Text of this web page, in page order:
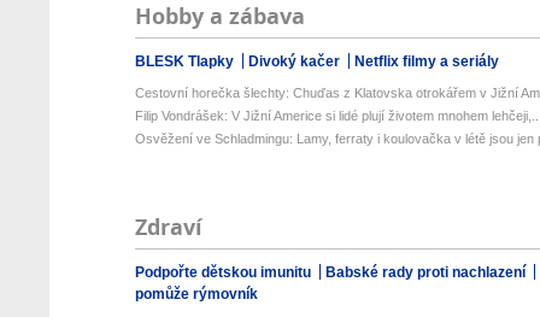
Hobby a zábava
BLESK Tlapky Divoký kačer Netflix filmy a seriály
Cestovní horečka šlechty: Chuďas z Klatovska otrokářem v Jižní
Filip Vondrášek: V Jižní Americe si lidé plují životem mnohem
Osvěžení ve Schladmingu: Lamy, ferraty i koulovačka v létě jsou jen
Zdraví
Podpořte dětskou imunitu
Babské rady proti nachlazení
pomůže rýmovník